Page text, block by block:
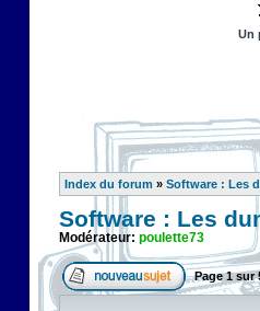
Un
Index du forum » Software : Les
Software : Les
Modérateur: poulette73
Page1sur